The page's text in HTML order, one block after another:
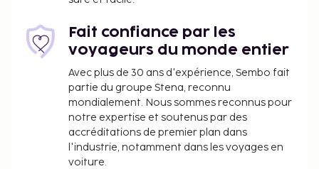
Fait confiance par les
voyageurs du monde entier
Avec plus de 30 ans d'expérience, Sembo fait
partie du groupe Stena, reconnu
mondialement. Nous sommes reconnus pour
notre expertise et soutenus par des
accréditations de premier plan dans
l'industrie, notamment dans les voyages en
voiture.